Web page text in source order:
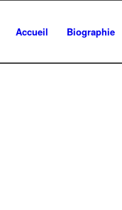
Accueil Biographie